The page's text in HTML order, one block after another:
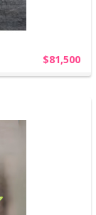
$81,500